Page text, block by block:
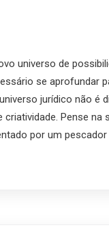
universo de
se aprofundar
jurídico não é
Pense na
por um pescador